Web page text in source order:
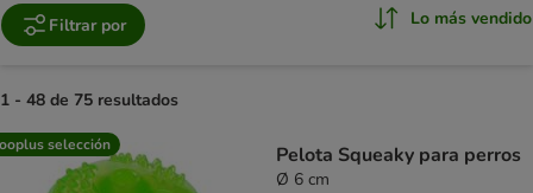
Filtrar por Lo más vendido
1 - 48 de 75 resultados
product items have been changed
selección Pelota Squeaky para perros
Ø 6 cm